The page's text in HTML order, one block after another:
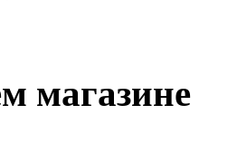
магазине